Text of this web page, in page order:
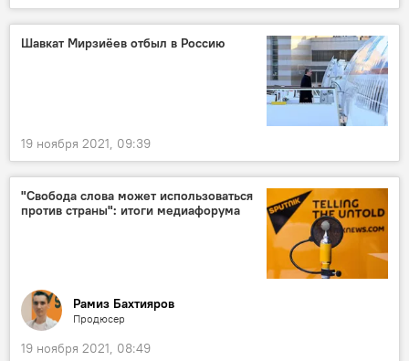
Шавкат Мирзиёев отбыл в Россию
19 ноября 2021, 09:39
"Свобода слова может использоваться
против страны": итоги медиафорума
Рамиз Бахтияров
Продюсер
19 ноября 2021, 08:49